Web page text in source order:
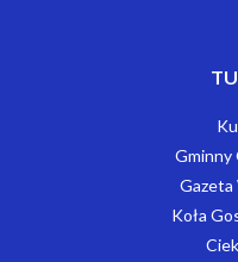
Gminny
Gazeta
Koła